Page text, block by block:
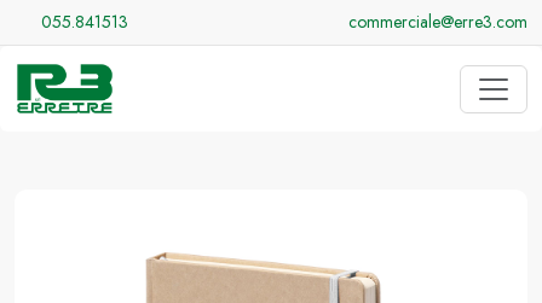
055.841513 commerciale@erre3.com